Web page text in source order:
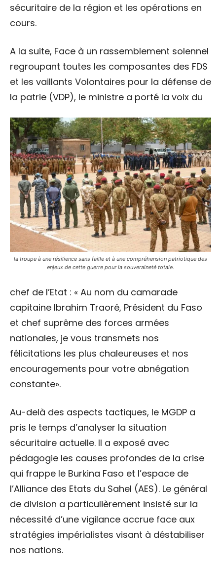
sécuritaire de la région et les opérations en
cours.
A la suite, Face à un rassemblement solennel
regroupant toutes les composantes des FDS
et les vaillants Volontaires pour la défense de
la patrie (VDP), le ministre a porté la voix du
la troupe à une résilience sans faille et à une compréhension patriotique des
enjeux de cette guerre pour la souveraineté totale.
chef de l’Etat : « Au nom du camarade
capitaine Ibrahim Traoré, Président du Faso
et chef suprême des forces armées
nationales, je vous transmets nos
félicitations les plus chaleureuses et nos
encouragements pour votre abnégation
constante».
Au-delà des aspects tactiques, le MGDP a
pris le temps d’analyser la situation
sécuritaire actuelle. Il a exposé avec
pédagogie les causes profondes de la crise
qui frappe le Burkina Faso et l’espace de
l’Alliance des Etats du Sahel (AES). Le général
de division a particulièrement insisté sur la
nécessité d’une vigilance accrue face aux
stratégies impérialistes visant à déstabiliser
nos nations.